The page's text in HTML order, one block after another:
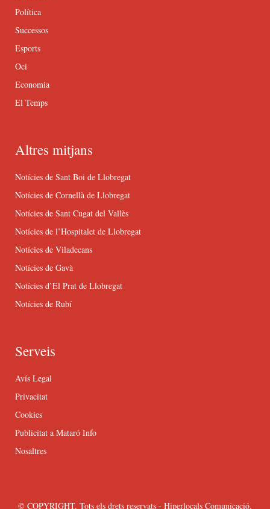
Política
Successos
Esports
Oci
Economia
El Temps
Altres mitjans
Notícies de Sant Boi de Llobregat
Notícies de Cornellà de Llobregat
Notícies de Sant Cugat del Vallès
Notícies de l’Hospitalet de Llobregat
Notícies de Viladecans
Notícies de Gavà
Notícies d’El Prat de Llobregat
Notícies de Rubí
Serveis
Avís Legal
Privacitat
Cookies
Publicitat a Mataró Info
Nosaltres
© COPYRIGHT. Tots els drets reservats - Hiperlocals Comunicació.